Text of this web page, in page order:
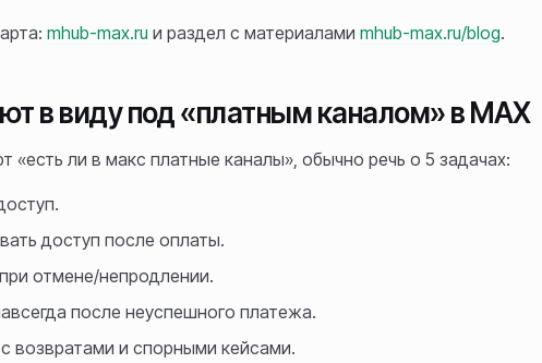
mhub-max.ru и раздел с материалами mhub-max.ru/blog.
в виду под «платным каналом» в MAX
«есть ли в макс платные каналы», обычно речь о 5 задачах:
доступ после оплаты.
отмене/непродлении.
после неуспешного платежа.
возвратами и спорными кейсами.